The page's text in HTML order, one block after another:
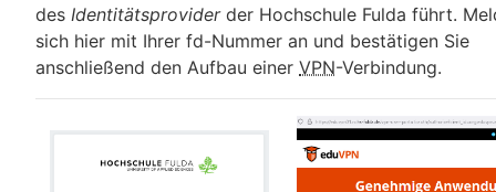
des Identitätsproviderder Hochschule Fulda führt.
sich hier mit Ihrer fd-Nummer an und bestätigen Sie
anschließend den Aufbau einer VPN-Verbindung.